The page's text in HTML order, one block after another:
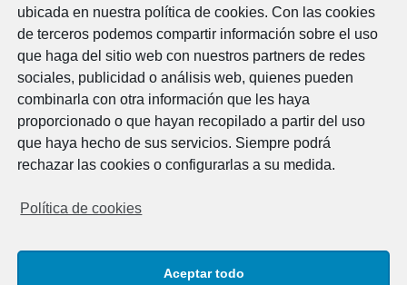
ubicada en nuestra política de cookies. Con las cookies
de terceros podemos compartir información sobre el uso
que haga del sitio web con nuestros partners de redes
sociales, publicidad o análisis web, quienes pueden
combinarla con otra información que les haya
proporcionado o que hayan recopilado a partir del uso
que haya hecho de sus servicios. Siempre podrá
rechazar las cookies o configurarlas a su medida.
Política de cookies
Aceptar todo
Legal
Aviso Legal
Política de cookies
Política de privacidad
Horario